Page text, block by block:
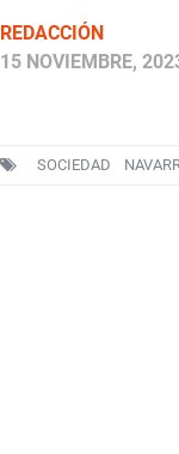
REDACCIÓN
15 NOVIEMBRE,
SOCIEDAD